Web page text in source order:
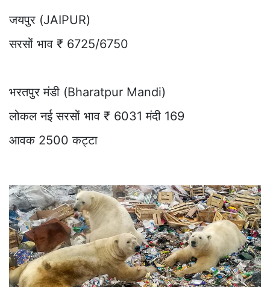
जयपुर (JAIPUR)
सरसों भाव ₹ 6725/6750
भरतपुर मंडी (Bharatpur Mandi)
लोकल नई सरसों भाव ₹ 6031 मंदी 169
आवक 2500 कट्टा